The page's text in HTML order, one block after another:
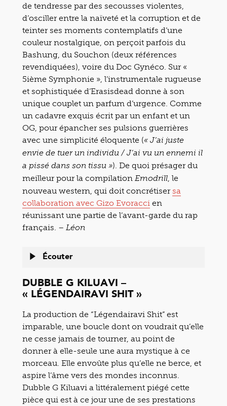
de tendresse par des secousses violentes,
d’osciller entre la naïveté et la corruption et de
teinter ses moments contemplatifs d’une
couleur nostalgique, on perçoit parfois du
Bashung, du Souchon (deux références
revendiquées), voire du Doc Gynéco. Sur «
5ième Symphonie », l’instrumentale rugueuse
et sophistiquée d’Erasisdead donne à son
unique couplet un parfum d’urgence. Comme
un cadavre exquis écrit par un enfant et un
OG, pour épancher ses pulsions guerrières
avec une simplicité éloquente (« J’ai juste
envie de tuer un individu / J’ai vu un ennemi il
a pissé dans son tissu »). De quoi présager du
meilleur pour la compilation Emodrill , le
nouveau western, qui doit concrétisersa
collaboration avec Gizo Evoracci en
réunissant une partie de l’avant-garde du rap
français. – Léon
Écouter
DUBBLE G KILUAVI –
« LÉGENDAIRAVI SHIT »
La production de “Légendairavi Shit” est
imparable, une boucle dont on voudrait qu’elle
ne cesse jamais de tourner, au point de
donner à elle-seule une aura mystique à ce
morceau. Elle envoûte plus qu’elle ne berce, et
aspire l’âme vers des mondes inconnus.
Dubble G Kiluavi a littéralement piégé cette
pièce qui est à ce jour une de ses prestations